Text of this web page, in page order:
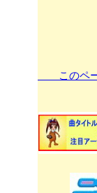
このペー